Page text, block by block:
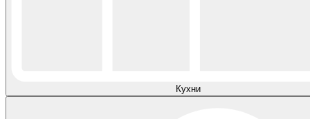
Кухни